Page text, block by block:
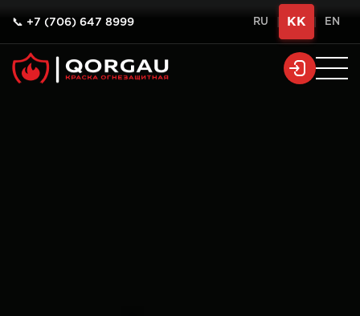
📞 +7 (706) 647 8999 RU KK EN